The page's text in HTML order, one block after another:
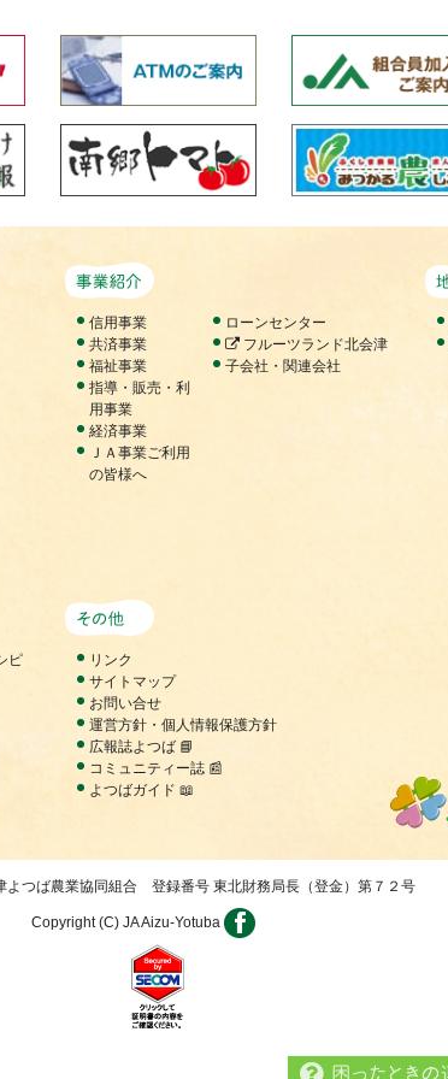
信用事業
共済事業
福祉事業
指導・販売・利
用事業
経済事業
ＪＡ事業ご利用
の皆様へ
ローンセンター
フルーツランド北会津
子会社・関連会社
ピ
リンク
サイトマップ
お問い合せ
運営方針・個人情報保護方針
広報誌よつば 📘
コミュニティー誌 📰
よつばガイド 📖
よつば農業協同組合 登録番号 東北財務局長（登金）第７２号
Copyright (C) JA Aizu-Yotuba